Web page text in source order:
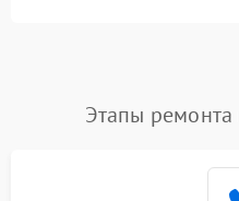
Этапы ремонта